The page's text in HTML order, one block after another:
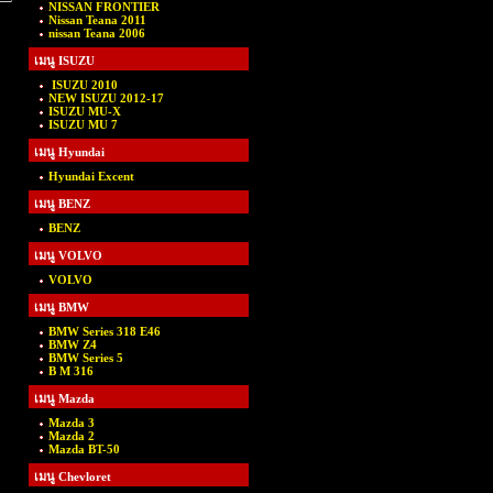
NISSAN FRONTIER
Nissan Teana 2011
nissan Teana 2006
เมนู ISUZU
ISUZU 2010
NEW ISUZU 2012-17
ISUZU MU-X
ISUZU MU 7
เมนู Hyundai
Hyundai Excent
เมนู BENZ
BENZ
เมนู VOLVO
VOLVO
เมนู BMW
BMW Series 318 E46
BMW Z4
BMW Series 5
B M 316
เมนู Mazda
Mazda 3
Mazda 2
Mazda BT-50
เมนู Chevloret